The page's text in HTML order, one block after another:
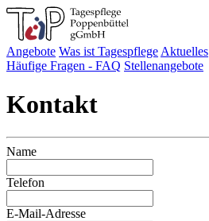
Angebote Was ist Tagespflege Aktuelles
Häufige Fragen - FAQ Stellenangebote
Kontakt
Name
Telefon
E-Mail-Adresse